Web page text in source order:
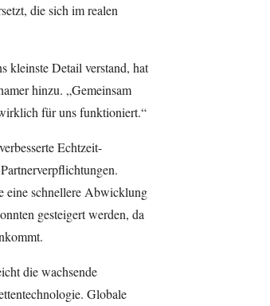
die sich im realen
kleinste Detail verstand, hat
hinzu. „Gemeinsam
für uns funktioniert.“
Echtzeit-
eine schnellere Abwicklung
gesteigert werden, da
die wachsende
Globale